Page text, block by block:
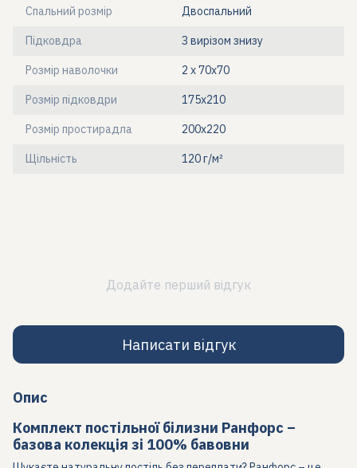
Спальний розмір Двоспальний
Підковдра З вирізом знизу
Розмір наволочки 2 х 70х70
Розмір підковдри 175x210
Розмір простирадла 200x220
Щільність 120 г/м²
Додайте перший відгук
Написати відгук
Опис
Комплект постільної білизни Ранфорс –
базова колекція зі 100% бавовни